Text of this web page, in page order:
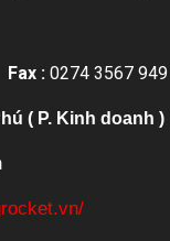
: 0274 3567 949
( P. Kinh doanh )